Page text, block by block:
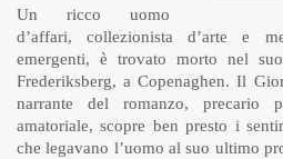
Un ricco uomo
d’affari, collezionista d’arte e
emergenti, è trovato morto nel
Frederiksberg, a Copenaghen. Il
narrante del romanzo, precario
amatoriale, scopre ben presto i
che legavano l’uomo al suo ultimo